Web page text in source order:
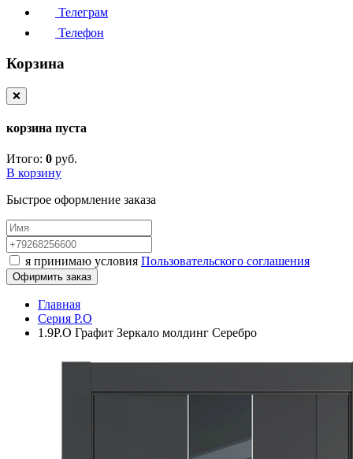
Телеграм
Телефон
Корзина
❌
корзина пуста
Итого: 0 руб.
В корзину
Быстрое оформление заказа
я принимаю условия Пользовательского соглашения
Офирмить заказ
Главная
Серия P.O
1.9P.O Графит Зеркало молдинг Серебро